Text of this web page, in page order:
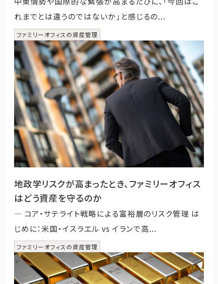
れまでとは違うのではないか」と感じるの...
ファミリーオフィスの資産管理
地政学リスクが高まったとき、ファミリーオフィス
はどう資産を守るのか
― コア・サテライト戦略による富裕層のリスク管理 は
じめに：米国・イスラエル vs イランで高...
ファミリーオフィスの資産管理